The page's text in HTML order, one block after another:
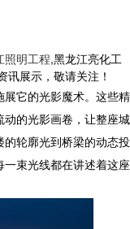
照明工程,黑龙江亮化工
展示，敬请关注！
展它的光影魔术。这些精
的光影画卷，让整座城
轮廓光到桥梁的动态投
束光线都在讲述着这座